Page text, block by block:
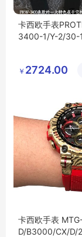
卡西欧手表
3400-1/Y-2/30-
￥ 2724.00
卡西欧手表
D/B3000/CX/D/